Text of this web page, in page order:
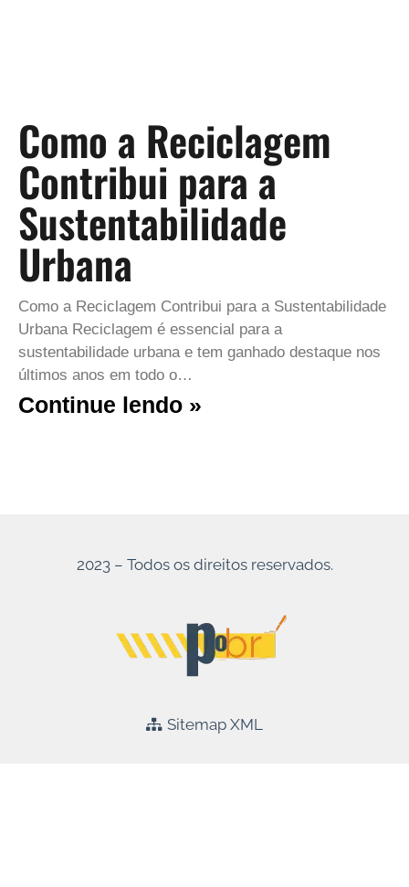
Como a Reciclagem
Contribui para a
Sustentabilidade
Urbana
Como a Reciclagem Contribui para a Sustentabilidade
Urbana Reciclagem é essencial para a
sustentabilidade urbana e tem ganhado destaque nos
últimos anos em todo o…
Continue lendo »
2023 – Todos os direitos reservados.
Sitemap XML